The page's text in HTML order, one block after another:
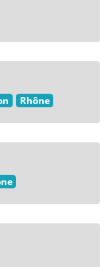
Rhône